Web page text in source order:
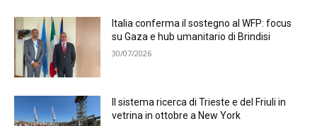
Italia conferma il sostegno al WFP: focus
su Gaza e hub umanitario di Brindisi
30/07/2026
Il sistema ricerca di Trieste e del Friuli in
vetrina in ottobre a New York